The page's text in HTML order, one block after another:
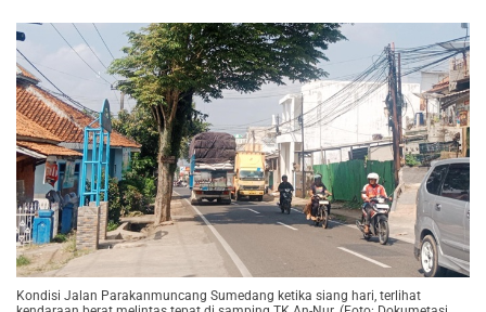
Kondisi Jalan Parakanmuncang Sumedang ketika siang hari, terlihat